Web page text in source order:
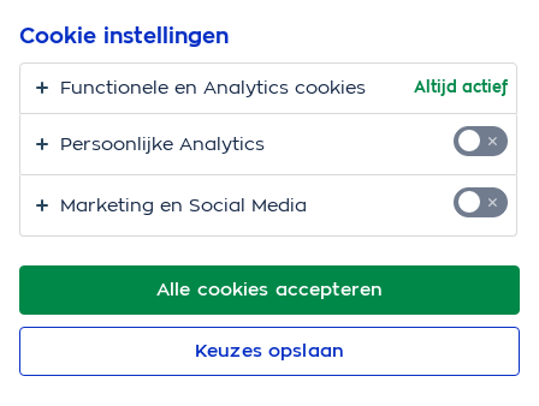
Yenta van der Lee - Dierenarts bij OHRA
3 min.
05-08-2026
Voelt je kat zich niet lekker en denkt de dierenarts dat
het aan z’n hart ligt? Dan kan hij een ecg maken. Dat
is een hartfilmpje waarop hij kan zien hoe het hart
klopt en of er iets mis is met het hartritme.
Snel naar
Alle cookies accepteren
Cookie instellingen
Functionele en Analytics cookies Altijd actief
Persoonlijke Analytics
Marketing en Social Media
Keuzes opslaan